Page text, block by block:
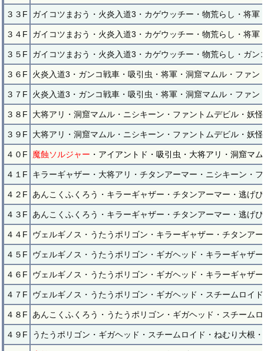
３３F ガイコツまおう・火炎入道3・カゲウッチー・物荒らし・将
３４F ガイコツまおう・火炎入道3・カゲウッチー・物荒らし・将軍
３５F ガイコツまおう・火炎入道3・カゲウッチー・物荒らし・ガン
３６F 火炎入道3・ガンコ戦車・吸引虫・将軍・洞窟マムル・ファン
３７F 火炎入道3・ガンコ戦車・吸引虫・将軍・洞窟マムル・ファン
３８F 大将アリ・洞窟マムル・ニシキーン・ファントムデビル・妖
３９F 大将アリ・洞窟マムル・ニシキーン・ファントムデビル・妖
４０F 魔蝕ソルジャー ・アイアントド・吸引虫・大将アリ・洞窟マ
４１F キラーギャザー・大将アリ・チタンアーマー・ニシキーン・
４２F あんこくふくろう・キラーギャザー・チタンアーマー・逃げ
４３F あんこくふくろう・キラーギャザー・チタンアーマー・逃げ
４４F ヴェルギノス・うたうポリゴン・キラーギャザー・チタンア
４５F ヴェルギノス・うたうポリゴン・ギガヘッド・キラーギャザ
４６F ヴェルギノス・うたうポリゴン・ギガヘッド・キラーギャザ
４７F ヴェルギノス・うたうポリゴン・ギガヘッド・スチームロイ
４８F あんこくふくろう・うたうポリゴン・ギガヘッド・スチーム
４９F うたうポリゴン・ギガヘッド・スチームロイド・ねむり大根